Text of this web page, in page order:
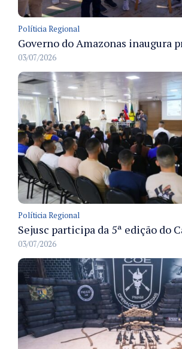
Políticia Regional
03/07/2026
Políticia Regional
03/07/2026